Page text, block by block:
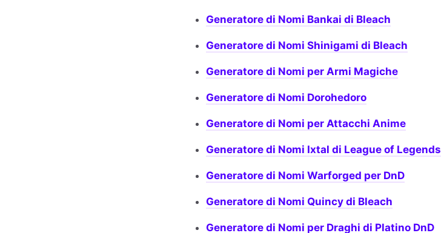
Generatore di Nomi Bankai di Bleach
Generatore di Nomi Shinigami di Bleach
Generatore di Nomi per Armi Magiche
Generatore di Nomi Dorohedoro
Generatore di Nomi per Attacchi Anime
Generatore di Nomi Ixtal di League of Legends
Generatore di Nomi Warforged per DnD
Generatore di Nomi Quincy di Bleach
Generatore di Nomi per Draghi di Platino DnD